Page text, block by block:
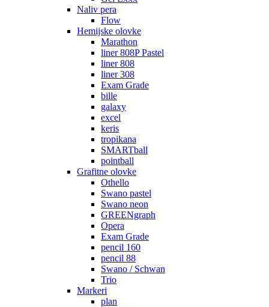
Naliv pera
Flow
Hemijske olovke
Marathon
liner 808P Pastel
liner 808
liner 308
Exam Grade
bille
galaxy
excel
keris
tropikana
SMARTball
pointball
Grafitne olovke
Othello
Swano pastel
Swano neon
GREENgraph
Opera
Exam Grade
pencil 160
pencil 88
Swano / Schwan
Trio
Markeri
plan